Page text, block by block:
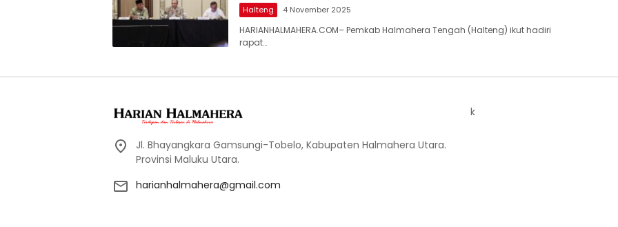
Halteng 4 November 2025
HARIANHALMAHERA.COM– Pemkab Halmahera Tengah (Halteng) ikut hadiri
rapat…
Jl. Bhayangkara Gamsungi-Tobelo, Kabupaten Halmahera Utara.
Provinsi Maluku Utara.
harianhalmahera@gmail.com
k